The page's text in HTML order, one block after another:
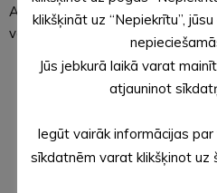
Alūksnes novadā!” teikts Valsts
vēstulē.
klikšķināt uz “Nepiekrītu”,
Jūs jebkurā laikā varat
atjauninot
Iegūt vairāk informācijas
sīkdatnēm varat klikšķinot uz